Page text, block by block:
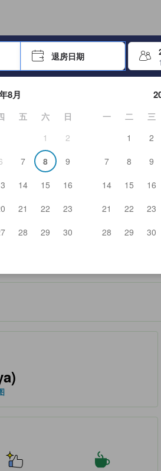
退房日期
选择器。使用箭头键浏览入住和退房日
8月
五 六
日
1
2
7 8
9
14 15
16
21 22
23
28 29
30
一 二 三
1
2
7
8 9
14
15 16
21
22 23
28
29 30
面的水平参考。